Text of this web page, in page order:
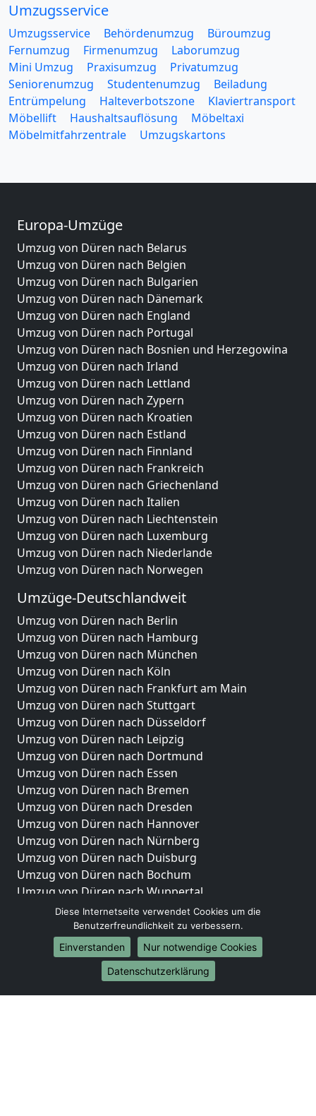
Umzugsservice
Umzugsservice Behördenumzug
Büroumzug
Fernumzug
Firmenumzug
Laborumzug
Mini Umzug
Praxisumzug
Privatumzug
Seniorenumzug
Studentenumzug
Beiladung
Entrümpelung
Halteverbotszone
Klaviertransport
Möbellift
Haushaltsauflösung
Möbeltaxi
Möbelmitfahrzentrale
Umzugskartons
Europa-Umzüge
Umzug von Düren nach Belarus
Umzug von Düren nach Belgien
Umzug von Düren nach Bulgarien
Umzug von Düren nach Dänemark
Umzug von Düren nach England
Umzug von Düren nach Portugal
Umzug von Düren nach Bosnien und Herzegowina
Umzug von Düren nach Irland
Umzug von Düren nach Lettland
Umzug von Düren nach Zypern
Umzug von Düren nach Kroatien
Umzug von Düren nach Estland
Umzug von Düren nach Finnland
Umzug von Düren nach Frankreich
Umzug von Düren nach Griechenland
Umzug von Düren nach Italien
Umzug von Düren nach Liechtenstein
Umzug von Düren nach Luxemburg
Umzug von Düren nach Niederlande
Umzug von Düren nach Norwegen
Umzüge-Deutschlandweit
Umzug von Düren nach Berlin
Umzug von Düren nach Hamburg
Umzug von Düren nach München
Umzug von Düren nach Köln
Umzug von Düren nach Frankfurt am Main
Umzug von Düren nach Stuttgart
Umzug von Düren nach Düsseldorf
Umzug von Düren nach Leipzig
Umzug von Düren nach Dortmund
Umzug von Düren nach Essen
Umzug von Düren nach Bremen
Umzug von Düren nach Dresden
Umzug von Düren nach Hannover
Umzug von Düren nach Nürnberg
Umzug von Düren nach Duisburg
Umzug von Düren nach Bochum
Umzug von Düren nach Wuppertal
Umzug von Düren nach Bielefeld
Umzug von Düren nach Bonn
Umzug von Düren nach Münster
Internationale-Umzüge
Umzug von Düren nach Brasilien
Diese Internetseite verwendet Cookies um die
Benutzerfreundlichkeit zu verbessern.
Einverstanden
Nur notwendige Cookies
Datenschutzerklärung